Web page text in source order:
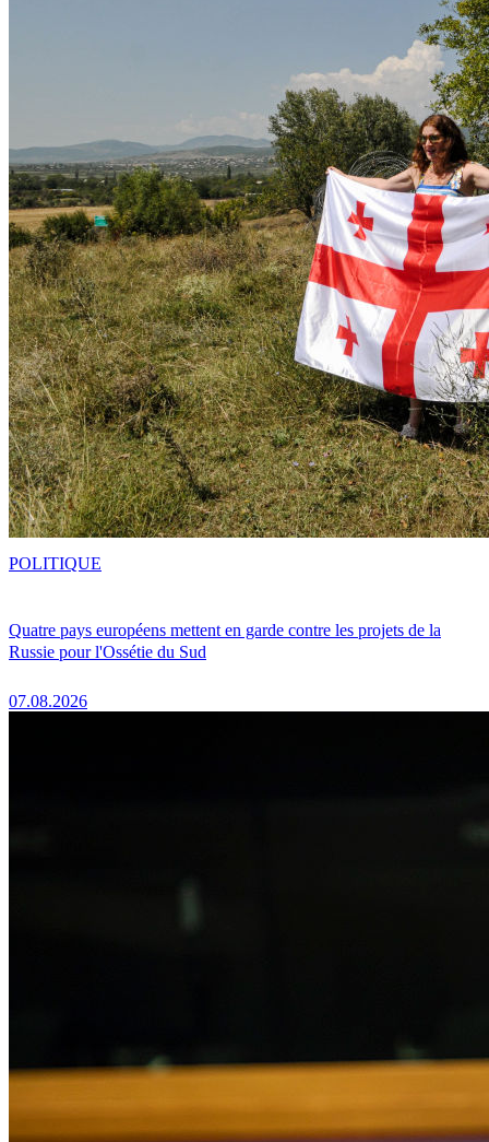
Quatre pays européens mettent en garde contre les projets de la
Russie pour l'Ossétie du Sud
07.08.2026
POLITIQUE